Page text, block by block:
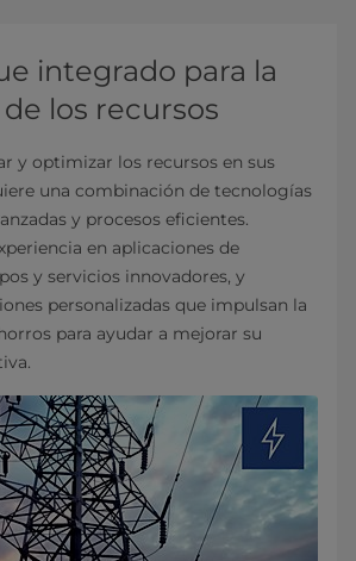
integrado para la
los recursos
y optimizar los recursos en sus
una combinación de tecnologías
y procesos eficientes.
en aplicaciones de
y servicios innovadores, y
personalizadas que impulsan la
para ayudar a mejorar su